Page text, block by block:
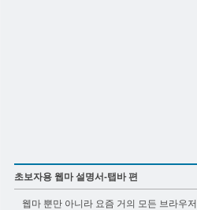
초보자용 웹마 설명서-탭바 편
웹마 뿐만 아니라 요즘 거의 모든 브라우